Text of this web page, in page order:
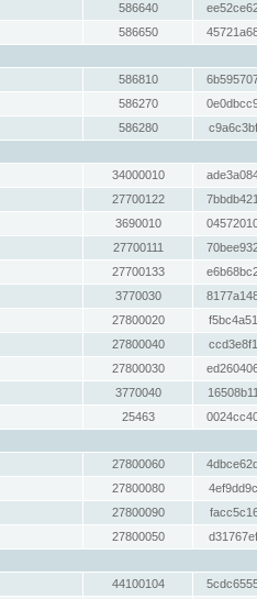
586640
586650
586810
586270
586280
34000010
27700122
3690010
27700111
27700133
3770030
27800020
27800040
27800030
3770040
25463
27800060
27800080
27800090
27800050
44100104